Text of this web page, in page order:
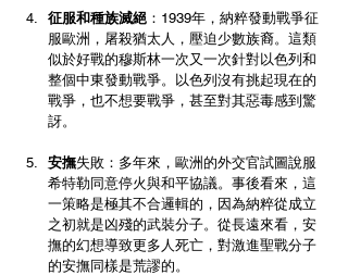
征服和種族滅絕 ：1939年，納粹發動戰爭征
服歐洲，屠殺猶太人，壓迫少數族裔。這類
似於好戰的穆斯林一次又一次針對以色列和
整個中東發動戰爭。以色列沒有挑起現在的
戰爭，也不想要戰爭，甚至對其惡毒感到驚
訝。
安撫失敗：多年來，歐洲的外交官試圖說服
希特勒同意停火與和平協議。事後看來，這
一策略是極其不合邏輯的，因為納粹從成立
之初就是凶殘的武裝分子。從長遠來看，安
撫的幻想導致更多人死亡，對激進聖戰分子
的安撫同樣是荒謬的。